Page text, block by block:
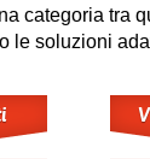
categoria tra
le soluzioni